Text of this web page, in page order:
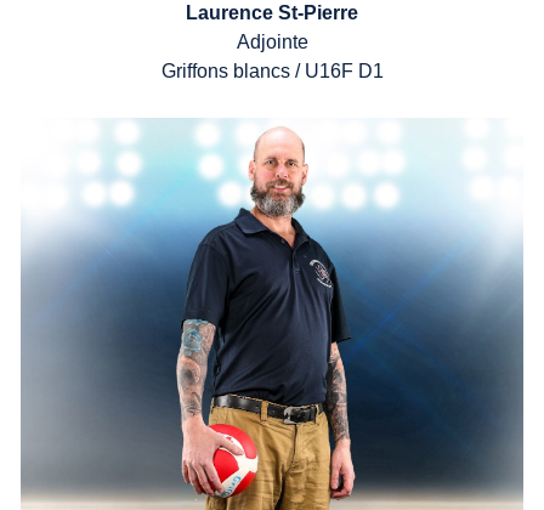
Laurence St-Pierre
Adjointe
Griffons blancs / U16F D1